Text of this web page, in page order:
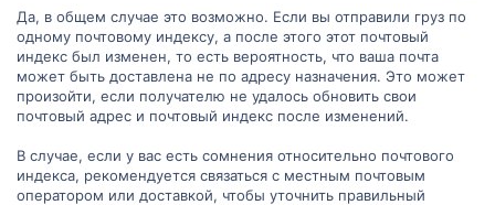
Да, в общем случае это возможно. Если вы отправили груз по
одному почтовому индексу, а после этого этот почтовый
индекс был изменен, то есть вероятность, что ваша почта
может быть доставлена не по адресу назначения. Это может
произойти, если получателю не удалось обновить свои
почтовый адрес и почтовый индекс после изменений.
В случае, если у вас есть сомнения относительно почтового
индекса, рекомендуется связаться с местным почтовым
оператором или доставкой, чтобы уточнить правильный